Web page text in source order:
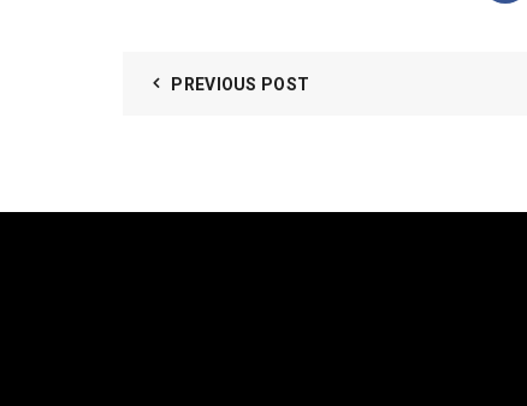
PREVIOUS POST